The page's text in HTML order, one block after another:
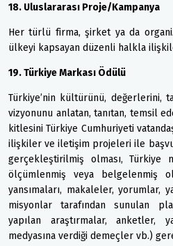
18. Uluslararası Proje/Kampanya
Her türlü firma, şirket ya da
ülkeyi kapsayan düzenli halkla
19. Türkiye Markası Ödülü
Türkiye’nin kültürünü, değerlerini,
vizyonunu anlatan, tanıtan, temsil
kitlesini Türkiye Cumhuriyeti
ilişkiler ve iletişim projeleri ile
gerçekleştirilmiş olması, Türkiye
ölçümlenmiş veya belgelenmiş
yansımaları, makaleler, yorumlar,
misyonlar tarafından sunulan
yapılan araştırmalar, anketler,
medyasına verdiği demeçler vb.)